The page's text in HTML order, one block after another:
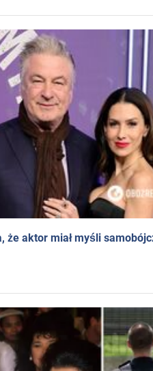
że aktor miał myśli